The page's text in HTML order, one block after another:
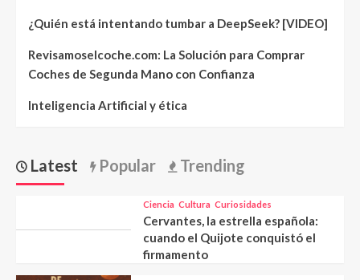
¿Quién está intentando tumbar a DeepSeek? [VIDEO]
Revisamoselcoche.com: La Solución para Comprar
Coches de Segunda Mano con Confianza
Inteligencia Artificial y ética
Latest Popular Trending
Ciencia Cultura Curiosidades
Cervantes, la estrella española:
cuando el Quijote conquistó el
firmamento